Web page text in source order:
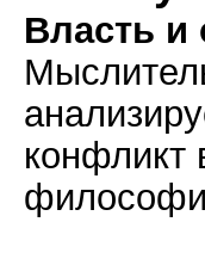
Власть и
конфликт